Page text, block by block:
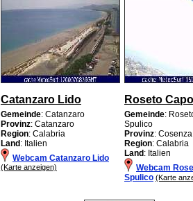
Catanzaro Lido
Gemeinde: Catanzaro
Provinz: Catanzaro
Region: Calabria
Land: Italien
Webcam Catanzaro Lido
(Karte anzeigen)
Roseto
Gemeinde:
Spulico
Provinz: Cosenza
Region: Calabria
Land: Italien
Webcam
Spulico (Karte